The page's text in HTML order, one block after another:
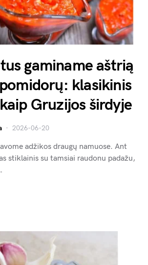
gaminame aštrią
klasikinis
Gruzijos širdyje
2026-06-20
adžikos draugų namuose. Ant
stiklainis su tamsiai raudonu padažu,